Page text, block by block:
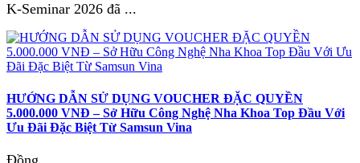
K-Seminar 2026 đã ...
HƯỚNG DẪN SỬ DỤNG VOUCHER ĐẶC QUYỀN
5.000.000 VNĐ – Sở Hữu Công Nghệ Nha Khoa Top Đầu Với
Ưu Đãi Đặc Biệt Từ Samsun Vina
Đồng ...